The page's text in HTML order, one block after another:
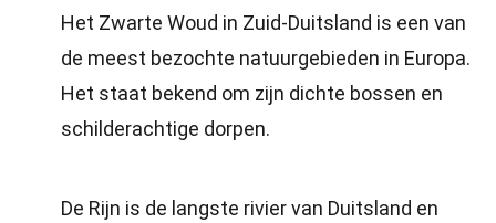
Het Zwarte Woud in Zuid-Duitsland is een van
de meest bezochte natuurgebieden in Europa.
Het staat bekend om zijn dichte bossen en
schilderachtige dorpen.
De Rijn is de langste rivier van Duitsland en